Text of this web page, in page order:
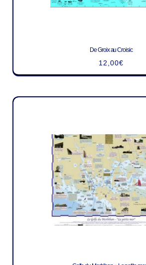
De Groix au Croisic
12,00€